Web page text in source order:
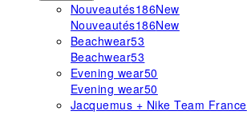
Nouveautés186New
Nouveautés186New
Beachwear53
Beachwear53
Evening wear50
Evening wear50
Jacquemus + Nike Team France